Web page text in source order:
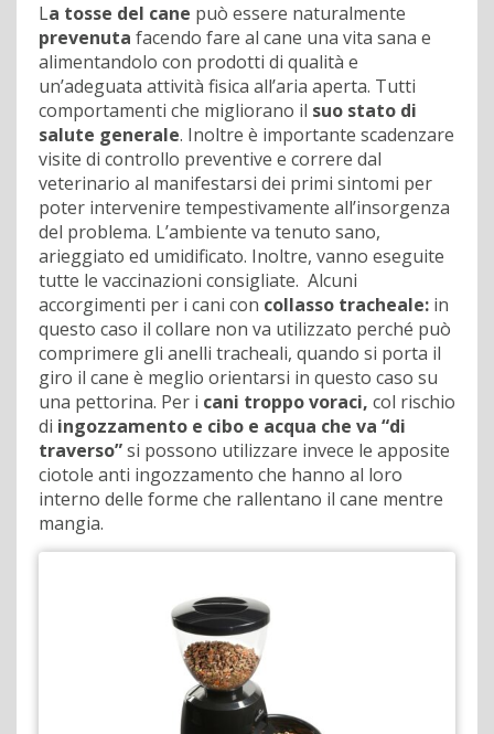
La tosse del cane può essere naturalmente
prevenuta facendo fare al cane una vita sana e
alimentandolo con prodotti di qualità e
un’adeguata attività fisica all’aria aperta. Tutti
comportamenti che migliorano il suo stato di
salute generale. Inoltre è importante scadenzare
visite di controllo preventive e correre dal
veterinario al manifestarsi dei primi sintomi per
poter intervenire tempestivamente all’insorgenza
del problema. L’ambiente va tenuto sano,
arieggiato ed umidificato. Inoltre, vanno eseguite
tutte le vaccinazioni consigliate. Alcuni
accorgimenti per i cani con collasso tracheale: in
questo caso il collare non va utilizzato perché può
comprimere gli anelli tracheali, quando si porta il
giro il cane è meglio orientarsi in questo caso su
una pettorina. Per i cani troppo voraci, col rischio
di ingozzamento e cibo e acqua che va “di
traverso”si possono utilizzare invece le apposite
ciotole anti ingozzamento che hanno al loro
interno delle forme che rallentano il cane mentre
mangia.